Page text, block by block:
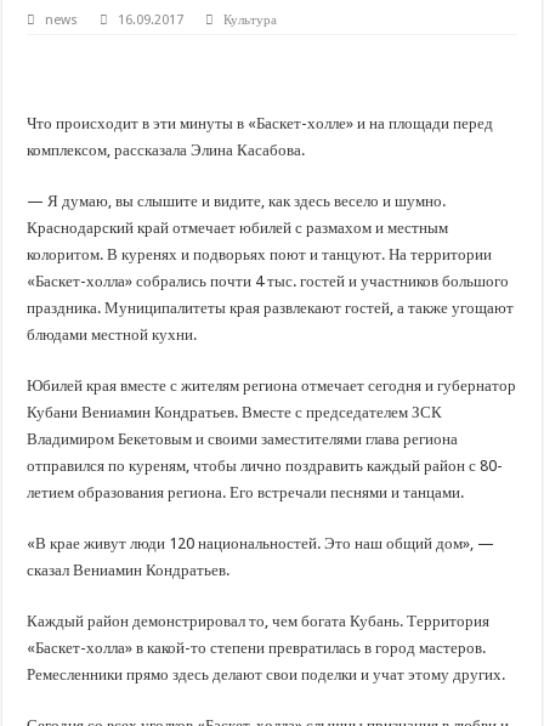
Стартовал прием заявок на 20-й юбилейный молодежный форум «Регион 93»
news 16.09.2017 Культура
Что происходит в эти минуты в «Баскет-холле» и на площади перед
комплексом, рассказала Элина Касабова.
— Я думаю, вы слышите и видите, как здесь весело и шумно.
Краснодарский край отмечает юбилей с размахом и местным
колоритом. В куренях и подворьях поют и танцуют. На территории
«Баскет-холла» собрались почти 4 тыс. гостей и участников большого
праздника. Муниципалитеты края развлекают гостей, а также угощают
блюдами местной кухни.
Юбилей края вместе с жителям региона отмечает сегодня и губернатор
Кубани Вениамин Кондратьев. Вместе с председателем ЗСК
Владимиром Бекетовым и своими заместителями глава региона
отправился по куреням, чтобы лично поздравить каждый район с 80-
летием образования региона. Его встречали песнями и танцами.
«В крае живут люди 120 национальностей. Это наш общий дом», —
сказал Вениамин Кондратьев.
Каждый район демонстрировал то, чем богата Кубань. Территория
«Баскет-холла» в какой-то степени превратилась в город мастеров.
Ремесленники прямо здесь делают свои поделки и учат этому других.